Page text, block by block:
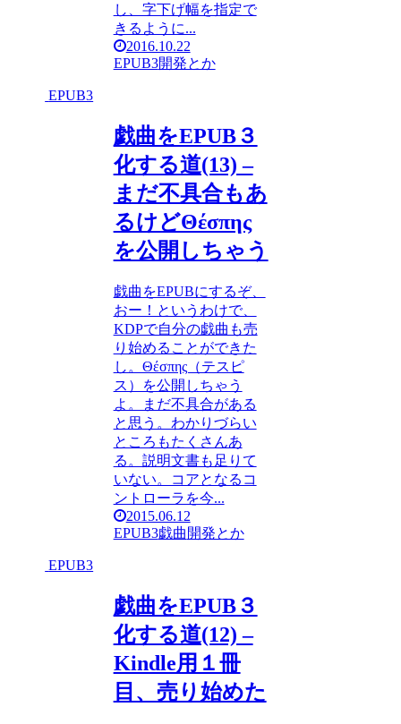
し、字下げ幅を指定で
きるように...
2016.10.22
EPUB3開発とか
EPUB3
戯曲をEPUB３
化する道(13) –
まだ不具合もあ
るけどΘέσπης
を公開しちゃう
戯曲をEPUBにするぞ、
おー！というわけで、
KDPで自分の戯曲も売
り始めることができた
し。Θέσπης（テスピ
ス）を公開しちゃう
よ。まだ不具合がある
と思う。わかりづらい
ところもたくさんあ
る。説明文書も足りて
いない。コアとなるコ
ントローラを今...
2015.06.12
EPUB3戯曲 開発とか
EPUB3
戯曲をEPUB３
化する道(12) –
Kindle用１冊
目、売り始めた